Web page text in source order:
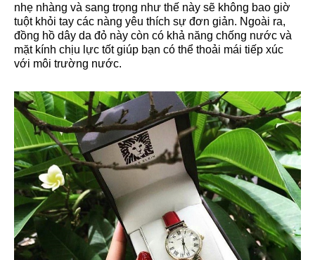
nhẹ nhàng và sang trọng như thế này sẽ không bao giờ
tuột khỏi tay các nàng yêu thích sự đơn giản. Ngoài ra,
đồng hồ dây da đỏ này còn có khả năng chống nước và
mặt kính chịu lực tốt giúp bạn có thể thoải mái tiếp xúc
với môi trường nước.